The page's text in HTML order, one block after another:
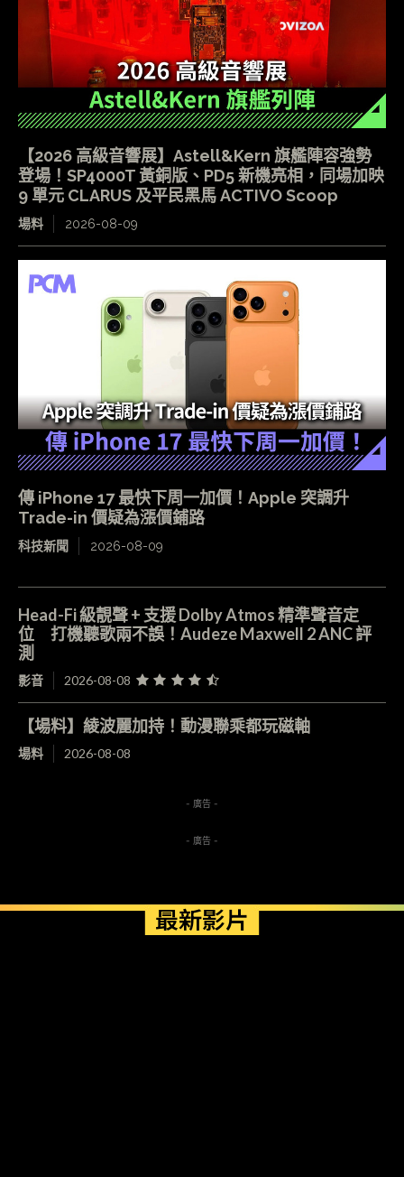
【2026 高級音響展】Astell&Kern 旗艦陣容強勢
登場！SP4000T 黃銅版、PD5 新機亮相，同場加映
9 單元 CLARUS 及平民黑馬 ACTIVO Scoop
場料 2026-08-09
傳 iPhone 17 最快下周一加價！Apple 突調升
Trade-in 價疑為漲價鋪路
科技新聞 2026-08-09
Head-Fi 級靚聲 + 支援 Dolby Atmos 精準聲音定
位 打機聽歌兩不誤！Audeze Maxwell 2 ANC 評
測
影音 2026-08-08
【場料】綾波麗加持！動漫聯乘都玩磁軸
場料 2026-08-08
- 廣告 -
- 廣告 -
最新影片